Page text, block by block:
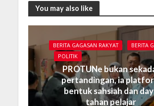
You may also like
BERITA GAGASAN RAKYAT
BERITA
POLITIK
PROTUNe bukan
pertandingan, ia
bentuk sahsiah dan
tahan pelajar